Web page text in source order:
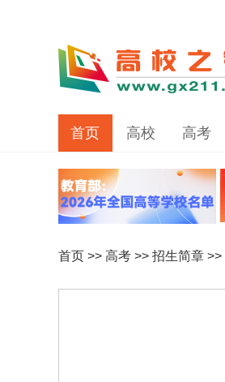
首页 高校 高考
首页 >> 高考 >> 招生简章 >>